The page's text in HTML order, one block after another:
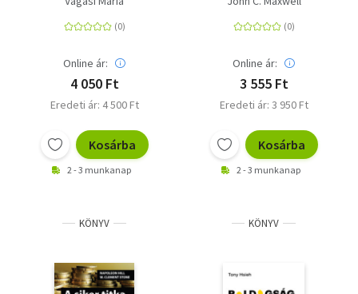
Online ár:
4 050 Ft
Eredeti ár: 4 500 Ft
Kosárba
2 - 3 munkanap
tanulságai
Online ár:
3 555 Ft
Eredeti ár: 3 950 Ft
Kosárba
2 - 3 munkanap
KÖNYV KÖNYV